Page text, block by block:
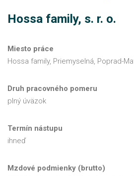
Hossa family, s. r. o.
Miesto práce
Hossa family, Priemyselná, Poprad-
Druh pracovného pomeru
plný úväzok
Termín nástupu
ihneď
Mzdové podmienky (brutto)